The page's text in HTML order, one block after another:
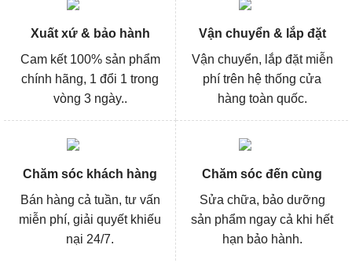
Xuất xứ & bảo hành
Cam kết 100% sản phẩm
chính hãng, 1 đổi 1 trong
vòng 3 ngày..
Vận chuyển & lắp đặt
Vận chuyển, lắp đặt miễn
phí trên hệ thống cửa
hàng toàn quốc.
Chăm sóc khách hàng
Bán hàng cả tuần, tư vấn
miễn phí, giải quyết khiếu
nại 24/7.
Chăm sóc đến cùng
Sửa chữa, bảo dưỡng
sản phẩm ngay cả khi hết
hạn bảo hành.